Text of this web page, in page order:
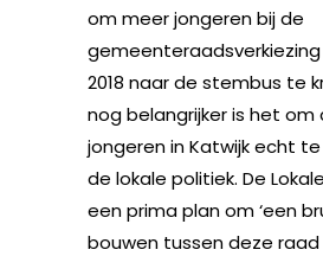
om meer jongeren bij de
2018 naar de stembus te
nog belangrijker is het om
jongeren in Katwijk echt
de lokale politiek. De
een prima plan om ‘een
bouwen tussen deze